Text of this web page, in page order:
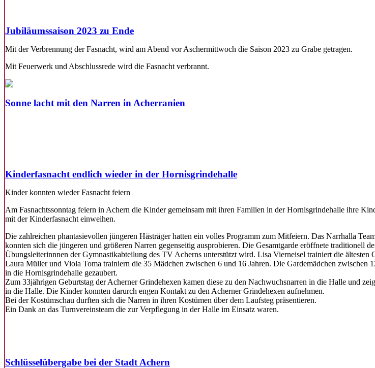
Jubiläumssaison 2023 zu Ende
Mit der Verbrennung der Fasnacht, wird am Abend vor Aschermittwoch die Saison 2023 zu Grabe getragen.
Mit Feuerwerk und Abschlussrede wird die Fasnacht verbrannt.
Sonne lacht mit den Narren in Acherranien
Kinderfasnacht endlich wieder in der Hornisgrindehalle
Kinder konnten wieder Fasnacht feiern
Am Fasnachtssonntag feiern in Achern die Kinder gemeinsam mit ihren Familien in der Hornisgrindehalle ihre
mit der Kinderfasnacht einweihen.
Die zahlreichen phantasievollen jüngeren Hästräger hatten ein volles Programm zum Mitfeiern. Das Narrhalla
konnten sich die jüngeren und größeren Narren gegenseitig ausprobieren. Die Gesamtgarde eröffnete traditionell
Übungsleiterinnnen der Gymnastikabteilung des TV Acherns unterstützt wird. Lisa Vierneisel trainiert die
Laura Müller und Viola Toma trainiern die 35 Mädchen zwischen 6 und 16 Jahren. Die Gardemädchen
in die Hornisgrindehalle gezaubert.
Zum 33jährigen Geburtstag der Acherner Grindehexen kamen diese zu den Nachwuchsnarren in die Halle und
in die Halle. Die Kinder konnten darurch engen Kontakt zu den Acherner Grindehexen aufnehmen.
Bei der Kostümschau durften sich die Narren in ihren Kostümen über dem Laufsteg präsentieren.
Ein Dank an das Turnvereinsteam die zur Verpflegung in der Halle im Einsatz waren.
Schlüsselübergabe bei der Stadt Achern